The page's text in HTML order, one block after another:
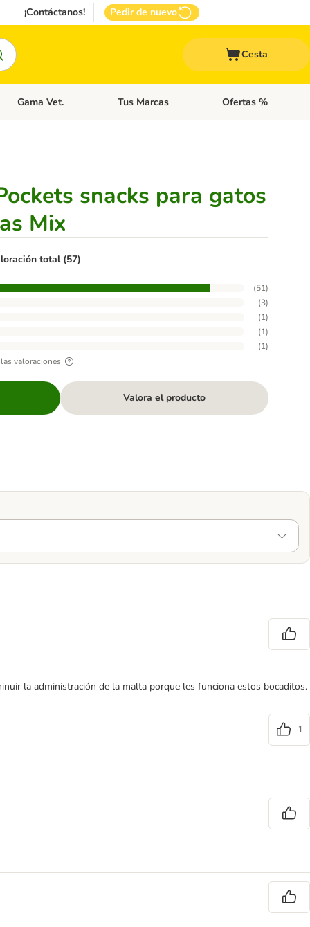
¡Contáctanos! Pedir de nuevo
Cesta
Gatos
Menú de categoria abierto: Otros Animales
Gama Vet. Menú de categoria abierto: Gama Vet.
Tus Marcas Menú de categoria
Ofertas %
snacks para gatos
Mix
total (57)
(51)
(3)
(1)
(1)
(1)
valoraciones
Valora el producto
la administración de la malta porque les funciona estos bocaditos.
1